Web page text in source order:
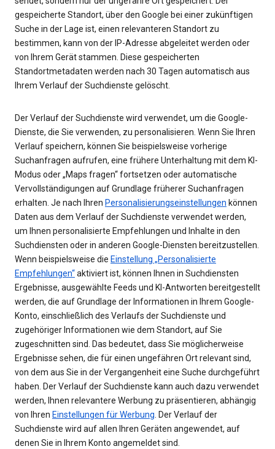
gespeicherte Standort, über den Google bei einer zukünftigen
Suche in der Lage ist, einen relevanteren Standort zu
bestimmen, kann von der IP-Adresse abgeleitet werden oder
von Ihrem Gerät stammen. Diese gespeicherten
Standortmetadaten werden nach 30 Tagen automatisch aus
Ihrem Verlauf der Suchdienste gelöscht.
Der Verlauf der Suchdienste wird verwendet, um die Google-
Dienste, die Sie verwenden, zu personalisieren. Wenn Sie Ihren
Verlauf speichern, können Sie beispielsweise vorherige
Suchanfragen aufrufen, eine frühere Unterhaltung mit dem KI-
Modus oder „Maps fragen“ fortsetzen oder automatische
Vervollständigungen auf Grundlage früherer Suchanfragen
erhalten. Je nach Ihren Personalisierungseinstellungen können
Daten aus dem Verlauf der Suchdienste verwendet werden,
um Ihnen personalisierte Empfehlungen und Inhalte in den
Suchdiensten oder in anderen Google-Diensten bereitzustellen.
Wenn beispielsweise die Einstellung „Personalisierte
Empfehlungen“aktiviert ist, können Ihnen in Suchdiensten
Ergebnisse, ausgewählte Feeds und KI-Antworten bereitgestellt
werden, die auf Grundlage der Informationen in Ihrem Google-
Konto, einschließlich des Verlaufs der Suchdienste und
zugehöriger Informationen wie dem Standort, auf Sie
zugeschnitten sind. Das bedeutet, dass Sie möglicherweise
Ergebnisse sehen, die für einen ungefähren Ort relevant sind,
von dem aus Sie in der Vergangenheit eine Suche durchgeführt
haben. Der Verlauf der Suchdienste kann auch dazu verwendet
werden, Ihnen relevantere Werbung zu präsentieren, abhängig
von Ihren Einstellungen für Werbung. Der Verlauf der
Suchdienste wird auf allen Ihren Geräten angewendet, auf
denen Sie in Ihrem Konto angemeldet sind.